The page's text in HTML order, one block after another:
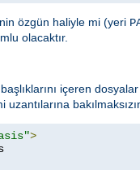
özgün haliyle mi (yeri
olacaktır.
içeren
>